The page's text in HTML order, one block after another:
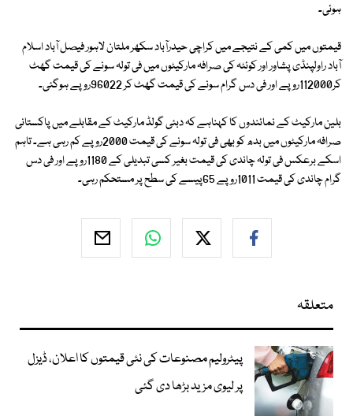
ہوئی۔
قیمتوں میں کمی کے نتیجے میں کراچی حیدرآباد سکھر ملتان لاہور فیصل آباد اسلام
آباد راولپنڈی پشاور اور کوئٹہ کی صرافہ مارکیٹوں میں فی تولہ سونے کی قیمت گھٹ
کر112000روپے اور فی دس گرام سونے کی قیمت گھٹ کر 96022روپے ہوگئی۔
بلین مارکیٹ کے نمائندوں کا کہناہے کہ دبئی گولڈ مارکیٹ کے مقابلے میں پاکستانی
صرافہ مارکیٹوں میں بدھ کو بھی فی تولہ سونے کی قیمت 2000روپے کم رہی ہے۔ تاہم
اسکے برعکس فی تولہ چاندی کی قیمت بغیر کسی تبدیلی کے 1180روپے اور فی دس
گرام چاندی کی قیمت 1011روپے 65پیسے کی سطح پر مستحکم رہی۔
متعلقہ
پیٹرولیم مصنوعات کی نئی قیمتوں کا اعلان، ڈیزل
پر لیوی مزید بڑھا دی گئی